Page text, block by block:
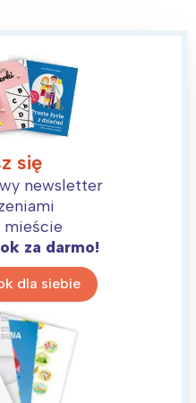
się
newsletter
za darmo!
dla siebie